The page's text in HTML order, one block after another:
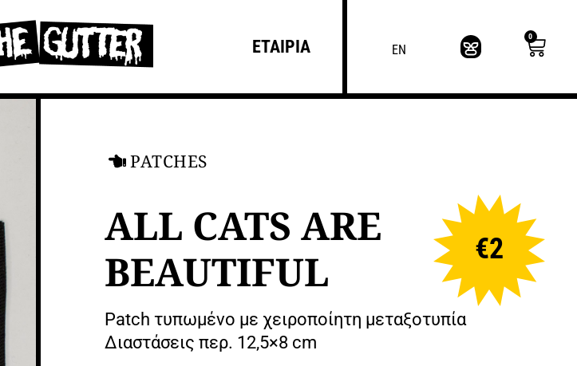
ΕΤΑΙΡΙΑ EN
0
PATCHES
ALL CATS ARE
BEAUTIFUL
€2
Patch τυπωμένο με χειροποίητη μεταξοτυπία
Διαστάσεις περ. 12,5×8 cm